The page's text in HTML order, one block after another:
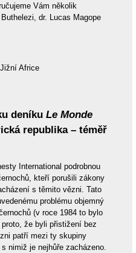
Vám několik
dr. Lucas Magope
Africe
deníku Le Monde
republika – téměř
International podrobnou
kteří porušili zákony
s těmito vězni. Tato
problému objemný
(v roce 1984 to bylo
že byli přistižení bez
patří mezi ty skupiny
nimiž je nejhůře zacházeno.